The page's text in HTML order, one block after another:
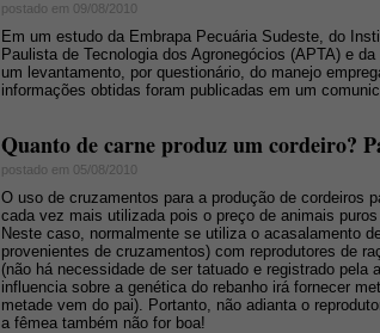
postado em 09/08/2010
Em um estudo da Embrapa Pecuária Sudeste, do
Paulista de Tecnologia dos Agronegócios (APTA) e
um levantamento, por questionário, do manejo
informações obtidas foram publicadas em um
Quanto de carne produz um cordeiro?
postado em 05/08/2010
O uso de cruzamentos para a produção de cordeiros
cada vez mais utilizada pois o preço de animais
Neste caso, normalmente se utiliza o acasalamento
provenientes de cruzamentos) com reprodutores de
(não há necessidade de ser tatuado e registrado pela
influencia sobre a genética do rebanho irá fornecer
metade vem do pai). Portanto, não adianta o
a fêmea também não for boa!